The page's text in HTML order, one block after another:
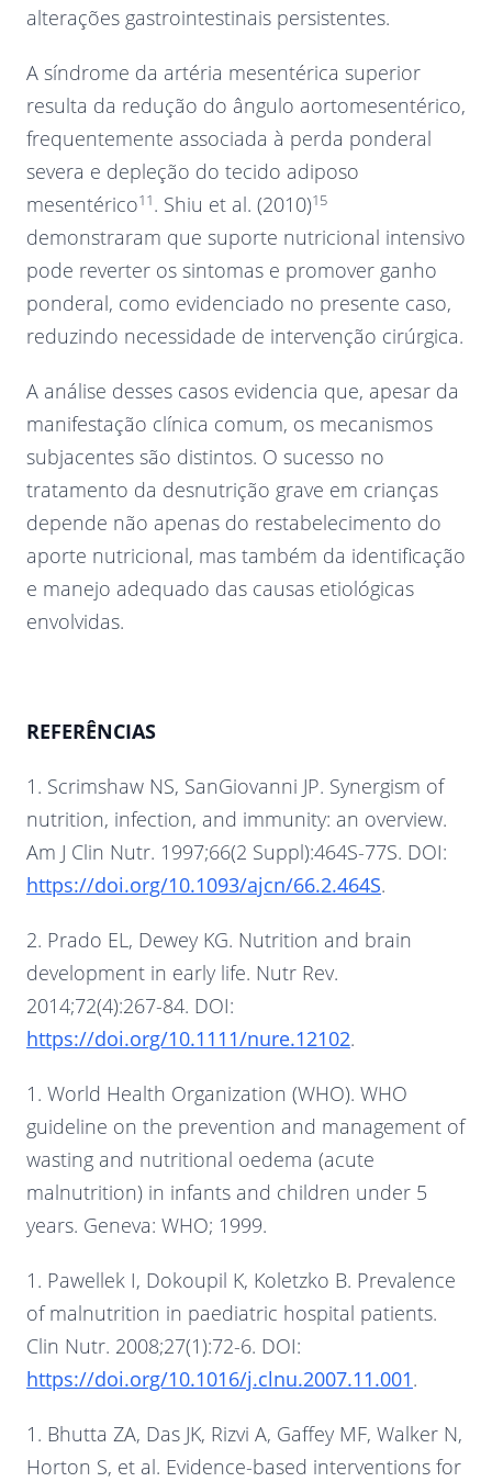
alterações gastrointestinais persistentes.
A síndrome da artéria mesentérica superior
resulta da redução do ângulo aortomesentérico,
frequentemente associada à perda ponderal
severa e depleção do tecido adiposo
mesentérico11. Shiu et al. (2010)15
demonstraram que suporte nutricional intensivo
pode reverter os sintomas e promover ganho
ponderal, como evidenciado no presente caso,
reduzindo necessidade de intervenção cirúrgica.
A análise desses casos evidencia que, apesar da
manifestação clínica comum, os mecanismos
subjacentes são distintos. O sucesso no
tratamento da desnutrição grave em crianças
depende não apenas do restabelecimento do
aporte nutricional, mas também da identificação
e manejo adequado das causas etiológicas
envolvidas.
REFERÊNCIAS
1. Scrimshaw NS, SanGiovanni JP. Synergism of
nutrition, infection, and immunity: an overview.
Am J Clin Nutr. 1997;66(2 Suppl):464S-77S. DOI:
https://doi.org/10.1093/ajcn/66.2.464S.
2. Prado EL, Dewey KG. Nutrition and brain
development in early life. Nutr Rev.
2014;72(4):267-84. DOI:
https://doi.org/10.1111/nure.12102.
1. World Health Organization (WHO). WHO
guideline on the prevention and management of
wasting and nutritional oedema (acute
malnutrition) in infants and children under 5
years. Geneva: WHO; 1999.
1. Pawellek I, Dokoupil K, Koletzko B. Prevalence
of malnutrition in paediatric hospital patients.
Clin Nutr. 2008;27(1):72-6. DOI:
https://doi.org/10.1016/j.clnu.2007.11.001.
1. Bhutta ZA, Das JK, Rizvi A, Gaffey MF, Walker N,
Horton S, et al. Evidence-based interventions for